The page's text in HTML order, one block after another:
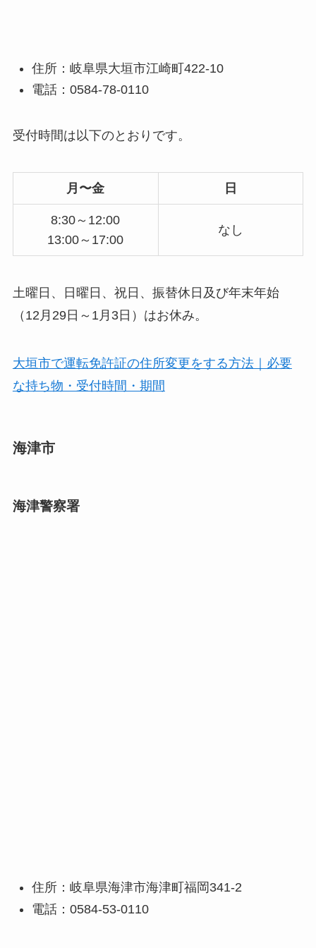
住所：岐阜県大垣市江崎町422-10
電話：0584-78-0110
受付時間は以下のとおりです。
月〜金 日
8:30～12:00
13:00～17:00
なし
土曜日、日曜日、祝日、振替休日及び年末年始
（12月29日～1月3日）はお休み。
大垣市で運転免許証の住所変更をする方法｜必要
な持ち物・受付時間・期間
海津市
海津警察署
住所：岐阜県海津市海津町福岡341-2
電話：0584-53-0110